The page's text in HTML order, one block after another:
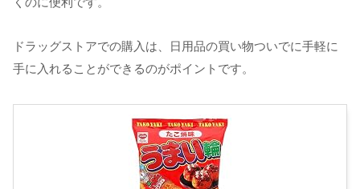
ドラッグストアでの購入は、日用品の買い物ついでに手軽に
手に入れることができるのがポイントです。